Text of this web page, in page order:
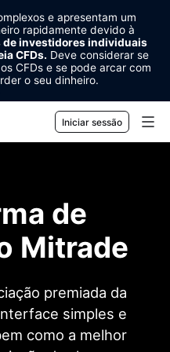
e apresentam um
rapidamente devido à
de investidores individuais
CFDs. Deve considerar se
CFDs e se pode arcar com
o seu dinheiro.
Iniciar sessão
de
Mitrade
premiada da
simples e
como a melhor